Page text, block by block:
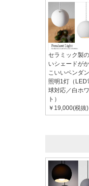
セラミック製
いシェードが
こいいペンダ
照明1灯（LED
球対応／白ホ
ト）
￥19,000(税抜)